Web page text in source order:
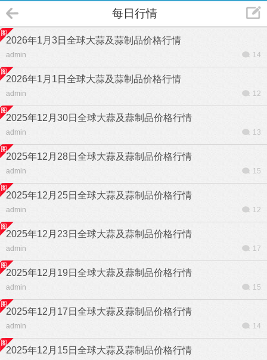
每日行情
2026年1月3日全球大蒜及蒜制品价格行情
admin 14
2026年1月1日全球大蒜及蒜制品价格行情
admin 12
2025年12月30日全球大蒜及蒜制品价格行情
admin 13
2025年12月28日全球大蒜及蒜制品价格行情
admin 15
2025年12月25日全球大蒜及蒜制品价格行情
admin 12
2025年12月23日全球大蒜及蒜制品价格行情
admin 17
2025年12月19日全球大蒜及蒜制品价格行情
admin 15
2025年12月17日全球大蒜及蒜制品价格行情
admin 14
2025年12月15日全球大蒜及蒜制品价格行情